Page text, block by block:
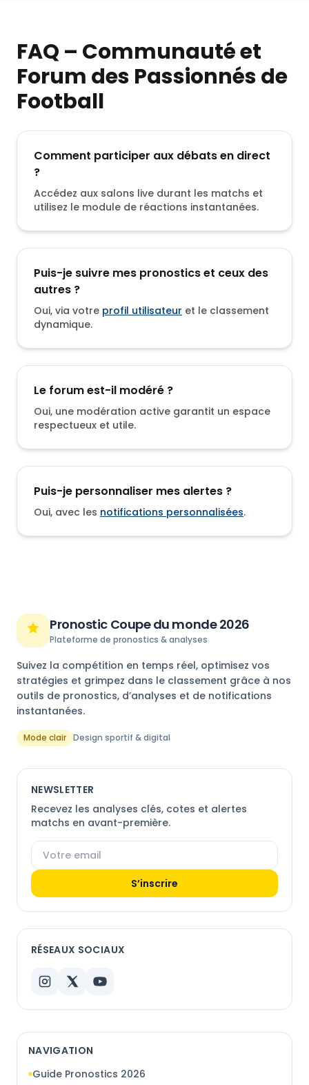
FAQ – Communauté et
Forum des Passionnés de
Football
Comment participer aux débats en direct
?
Accédez aux salons live durant les matchs et
utilisez le module de réactions instantanées.
Puis-je suivre mes pronostics et ceux des
autres ?
Oui, via votre profil utilisateur et le classement
dynamique.
Le forum est-il modéré ?
Oui, une modération active garantit un espace
respectueux et utile.
Puis-je personnaliser mes alertes ?
Oui, avec les notifications personnalisées.
Pronostic Coupe du monde 2026
Plateforme de pronostics & analyses
Suivez la compétition en temps réel, optimisez vos
stratégies et grimpez dans le classement grâce à nos
outils de pronostics, d’analyses et de notifications
instantanées.
Mode clair Design sportif & digital
NEWSLETTER
Recevez les analyses clés, cotes et alertes
matchs en avant-première.
S’inscrire
RÉSEAUX SOCIAUX
Instagram
X YouTube
NAVIGATION
Guide Pronostics 2026